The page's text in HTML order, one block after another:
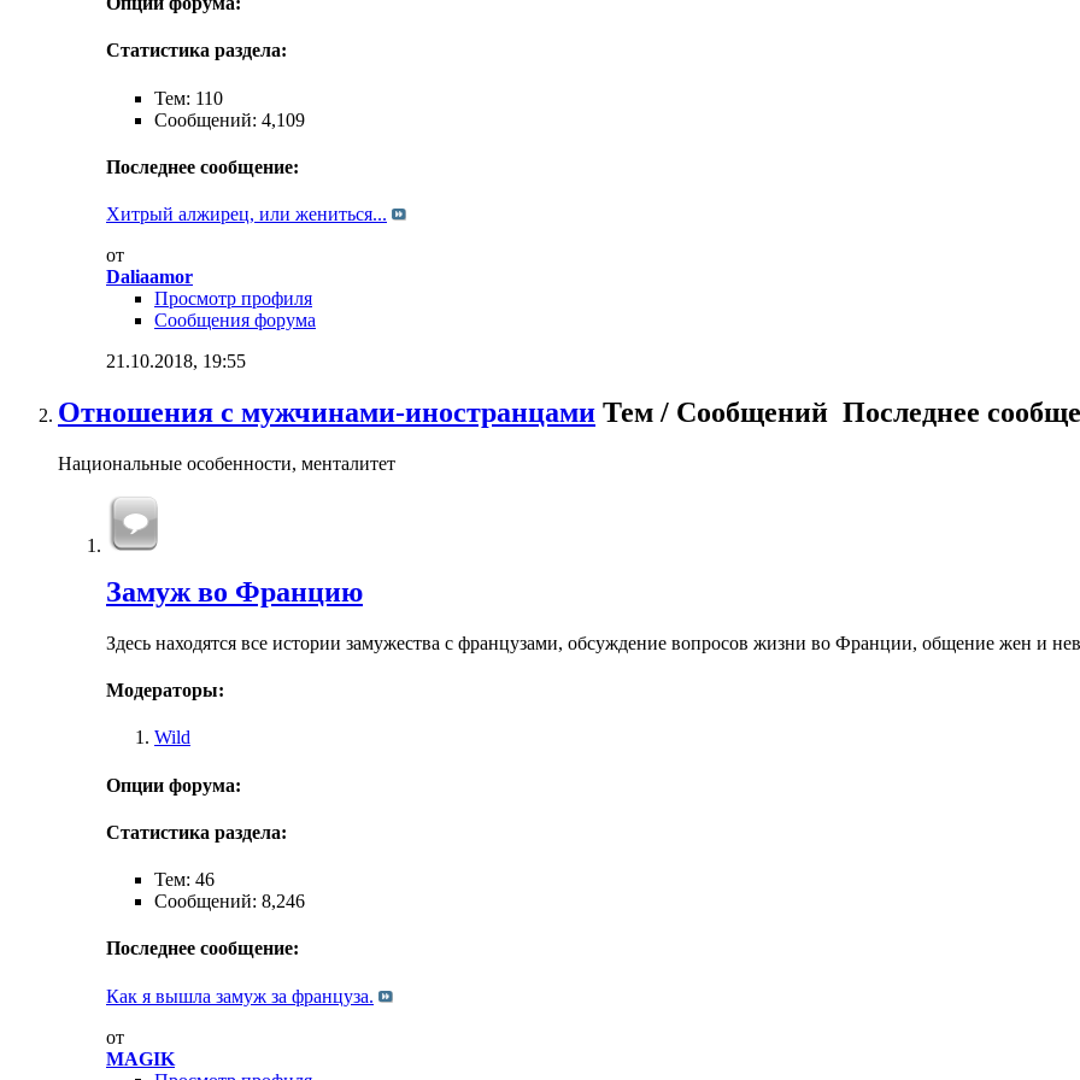
Статистика раздела:
Тем: 110
Сообщений: 4,109
Последнее сообщение:
Хитрый алжирец, или жениться...
от
Daliaamor
Просмотр профиля
Сообщения форума
21.10.2018, 19:55
Отношения с мужчинами-иностранцами Тем / Сообщений Последнее
Национальные особенности, менталитет
Замуж во Францию
Здесь находятся все истории замужества с французами, обсуждение вопросов жизни во Франции, общение жен и
Модераторы:
Wild
Опции форума:
Статистика раздела:
Тем: 46
Сообщений: 8,246
Последнее сообщение:
Как я вышла замуж за француза.
от
MAGIK